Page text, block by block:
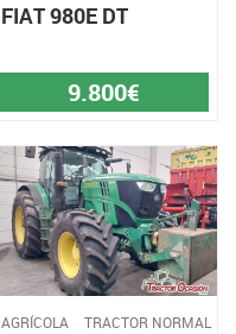
FIAT 980E DT
9.800€
AGRÍCOLA TRACTOR NORMAL